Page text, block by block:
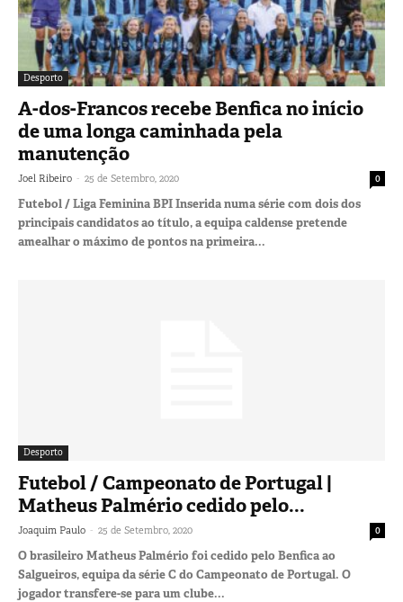
Desporto
A-dos-Francos recebe Benfica no início
de uma longa caminhada pela
manutenção
Joel Ribeiro - 25 de Setembro, 2020 0
Futebol / Liga Feminina BPI Inserida numa série com dois dos
principais candidatos ao título, a equipa caldense pretende
amealhar o máximo de pontos na primeira...
Desporto
Futebol / Campeonato de Portugal |
Matheus Palmério cedido pelo...
Joaquim Paulo - 25 de Setembro, 2020 0
O brasileiro Matheus Palmério foi cedido pelo Benfica ao
Salgueiros, equipa da série C do Campeonato de Portugal. O
jogador transfere-se para um clube...